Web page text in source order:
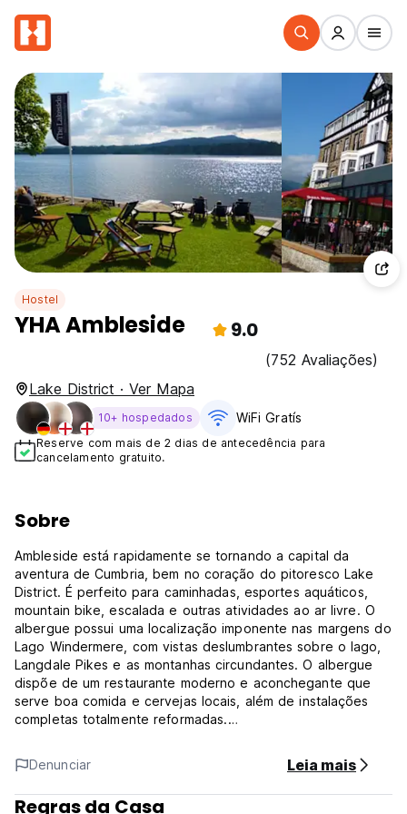
Hostel
YHA Ambleside 9.0
(752 Avaliações)
Lake District · Ver Mapa
10+ hospedados WiFi Gratís
Reserve com mais de 2 dias de antecedência para
cancelamento gratuito.
Sobre
Ambleside está rapidamente se tornando a capital da
aventura de Cumbria, bem no coração do pitoresco Lake
District. É perfeito para caminhadas, esportes aquáticos,
mountain bike, escalada e outras atividades ao ar livre. O
albergue possui uma localização imponente nas margens do
Lago Windermere, com vistas deslumbrantes sobre o lago,
Langdale Pikes e as montanhas circundantes. O albergue
dispõe de um restaurante moderno e aconchegante que
serve boa comida e cervejas locais, além de instalações
completas totalmente reformadas.
Observe que não cobramos uma taxa adicional de
associação temporária. Os descontos não estão disponíveis
para membros do YHA (Inglaterra e País de Gales) ou IYHF
como parte desta reserva
Denunciar Leia mais
Regras da Casa